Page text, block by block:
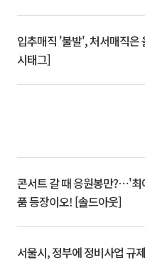
입추매직 '불발', 처서매직은
시태그]
콘서트 갈 때 응원봉만?⋯'최
품 등장이오! [솔드아웃]
서울시, 정부에 정비사업 규